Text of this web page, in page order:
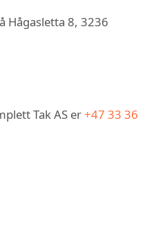
Hågasletta 8, 3236
Tak AS er+47 33 36